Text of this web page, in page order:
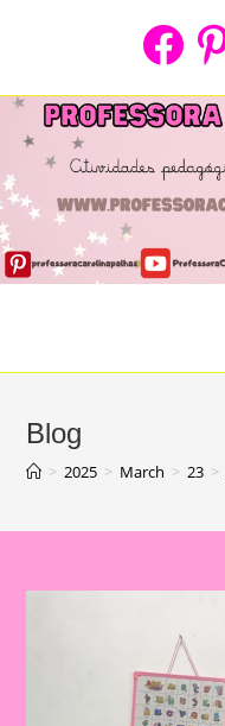
Blog
> 2025 > March > 23 >